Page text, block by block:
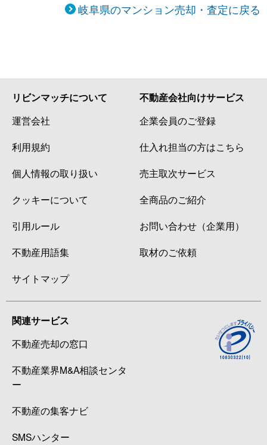
岐阜県のマンション売却・査定に戻る
リビンマッチについて
運営会社
利用規約
個人情報の取り扱い
クッキーについて
引用ルール
不動産用語集
サイトマップ
不動産会社向けサービス
企業会員のご登録
仕入れ担当の方はこちら
売主取次サービス
全商品のご紹介
お問い合わせ（企業用）
取材のご依頼
関連サービス
不動産売却の窓口
不動産業界M&A相談センタ
ー
不動産の集客ナビ
SMSハンター